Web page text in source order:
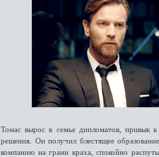
Томас вырос в семье дипломатов, привык
решения. Он получил блестящее
компанию на грани краха, спокойно